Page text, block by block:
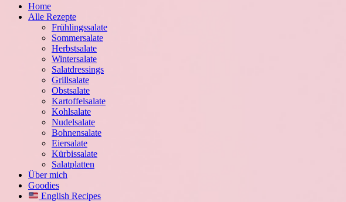
Home
Alle Rezepte
Frühlingssalate
Sommersalate
Herbstsalate
Wintersalate
Salatdressings
Grillsalate
Obstsalate
Kartoffelsalate
Kohlsalate
Nudelsalate
Bohnensalate
Eiersalate
Kürbissalate
Salatplatten
Über mich
Goodies
English Recipes